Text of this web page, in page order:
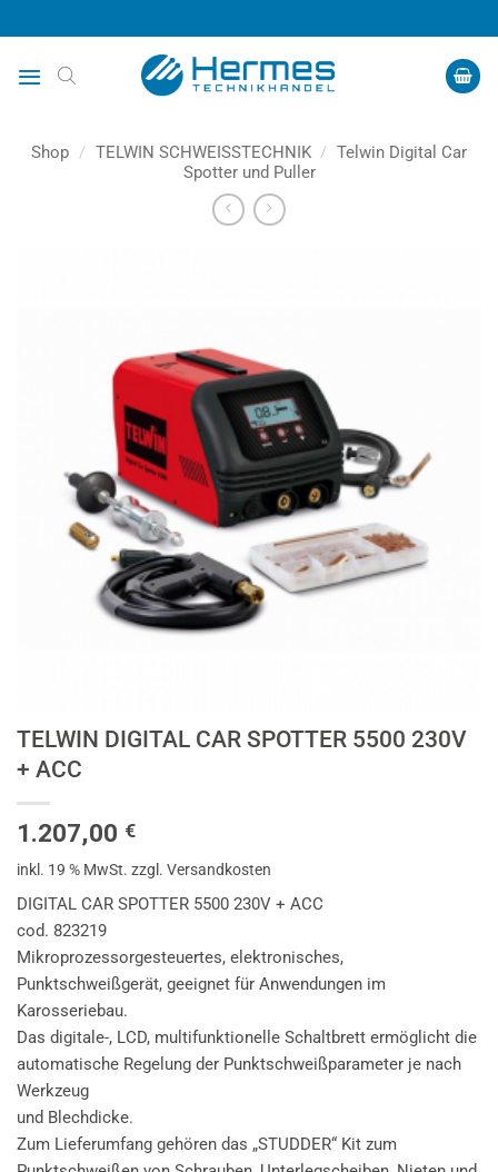
Inhalt
springen
Shop / TELWIN SCHWEISSTECHNIK / Telwin Digital Car
Spotter und Puller
TELWIN DIGITAL CAR SPOTTER 5500 230V
+ ACC
1.207,00 €
inkl. 19 % MwSt. zzgl. Versandkosten
DIGITAL CAR SPOTTER 5500 230V + ACC
cod. 823219
Mikroprozessorgesteuertes, elektronisches,
Punktschweißgerät, geeignet für Anwendungen im
Karosseriebau.
Das digitale-, LCD, multifunktionelle Schaltbrett ermöglicht die
automatische Regelung der Punktschweißparameter je nach
Werkzeug
und Blechdicke.
Zum Lieferumfang gehören das „STUDDER“ Kit zum